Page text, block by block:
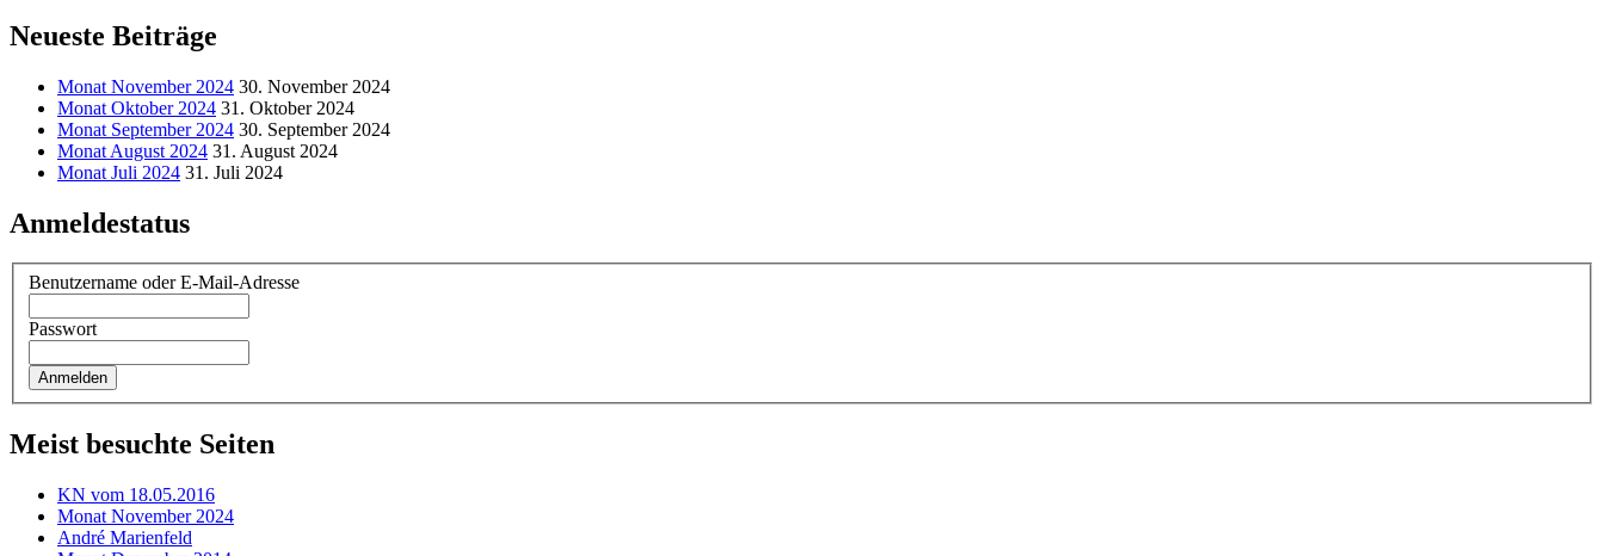
Neueste Beiträge
Monat November 2024 30. November 2024
Monat Oktober 2024 31. Oktober 2024
Monat September 2024 30. September 2024
Monat August 2024 31. August 2024
Monat Juli 2024 31. Juli 2024
Anmeldestatus
Benutzername oder E-Mail-Adresse
Passwort
Meist besuchte Seiten
KN vom 18.05.2016
Monat November 2024
André Marienfeld